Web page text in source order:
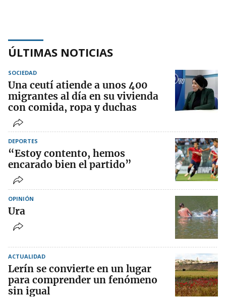
ÚLTIMAS NOTICIAS
SOCIEDAD
Una ceutí atiende a unos 400
migrantes al día en su vivienda
con comida, ropa y duchas
DEPORTES
“Estoy contento, hemos
encarado bien el partido”
OPINIÓN
Ura
ACTUALIDAD
Lerín se convierte en un lugar
para comprender un fenómeno
sin igual